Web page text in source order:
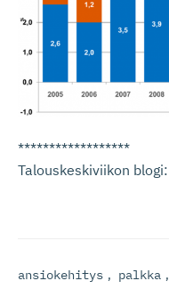
******************
Talouskeskiviikon blogi:
ansiokehitys , palkka ,